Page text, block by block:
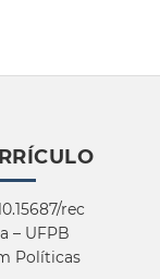
rec
– UFPB
Políticas